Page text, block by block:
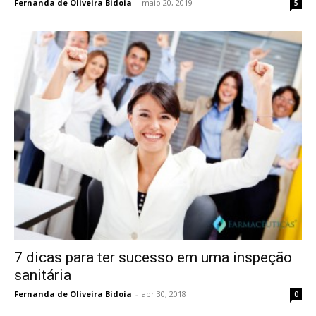
Fernanda de Oliveira Bidoia - maio 20, 2019 5
7 dicas para ter sucesso em uma inspeção
sanitária
Fernanda de Oliveira Bidoia - abr 30, 2018 0